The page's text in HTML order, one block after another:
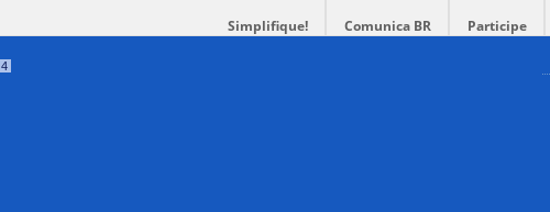
Simplifique! Comunica BR Participe
4